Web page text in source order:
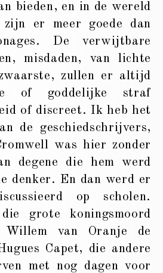
bieden, en in de wereld
er meer goede dan
De verwijtbare
misdaden, van lichte
zullen er altijd
of goddelijke straf
of discreet. Ik heb het
de geschiedschrijvers,
was hier zonder
degene die hem werd
denker. En dan werd er
op scholen.
grote koningsmoord
Willem van Oranje de
Capet, die andere
met nog dagen voor